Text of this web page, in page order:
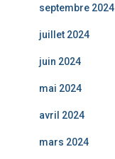
septembre 2024
juillet 2024
juin 2024
mai 2024
avril 2024
mars 2024